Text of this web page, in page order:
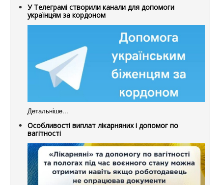
У Телеграмі створили канали для допомоги
українцям за кордоном
Детальніше...
Особливості виплат лікарняних і допомог по
вагітності